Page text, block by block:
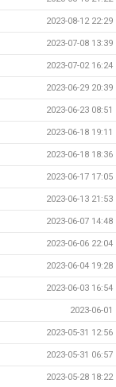
2023-08-12 22:29
2023-07-08 13:39
2023-07-02 16:24
2023-06-29 20:39
2023-06-23 08:51
2023-06-18 19:11
2023-06-18 18:36
2023-06-17 17:05
2023-06-13 21:53
2023-06-07 14:48
2023-06-06 22:04
2023-06-04 19:28
2023-06-03 16:54
2023-06-01
2023-05-31 12:56
2023-05-31 06:57
2023-05-28 18:22